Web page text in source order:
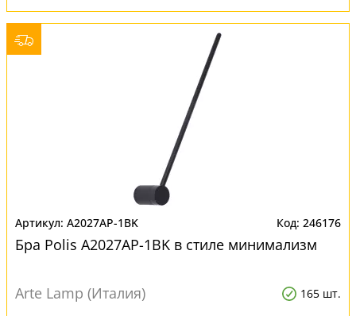
A2027AP-1BK 246176
Бра Polis A2027AP-1BK в стиле минимализм
Arte Lamp (Италия) 165 шт.